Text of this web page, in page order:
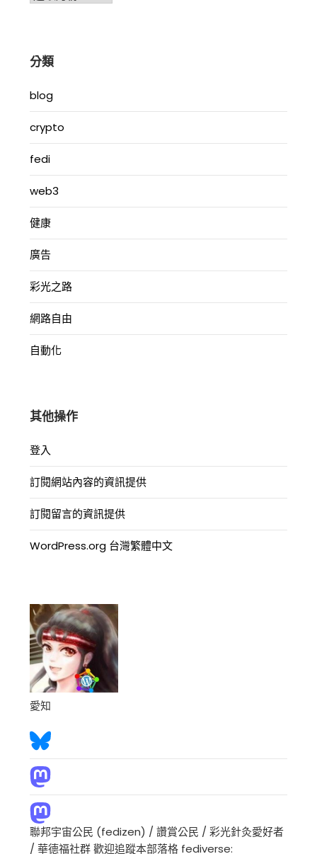
整
分類
blog
crypto
fedi
web3
健康
廣告
彩光之路
網路自由
自動化
其他操作
登入
訂閱網站內容的資訊提供
訂閱留言的資訊提供
WordPress.org 台灣繁體中文
愛知
聯邦宇宙公民 (fedizen) / 讚賞公民 / 彩光針灸愛好者
/ 華德福社群 歡迎追蹤本部落格 fediverse: